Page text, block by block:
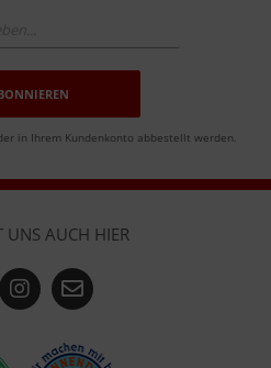
in Ihrem Kundenkonto abbestellt werden.
UNS AUCH HIER